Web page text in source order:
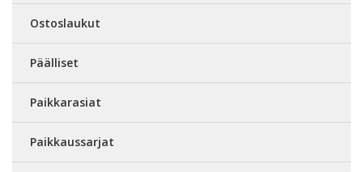
Ostoslaukut
Päälliset
Paikkarasiat
Paikkaussarjat